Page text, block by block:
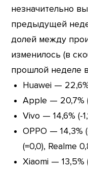
незначительно
предыдущей
долей между
изменилось (в
прошлой неделе
Huawei —
Apple — 20,7%
Vivo — 14,6% (-
OPPO — 14,3%
(=0,0), Realme
Xiaomi — 13,5%